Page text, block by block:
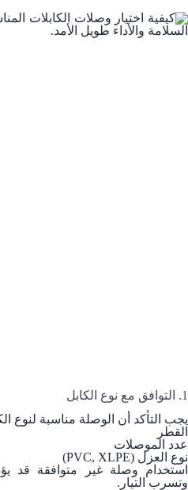
1. التوافق مع نوع الكابل
يجب التأكد أن الوصلة مناسبة لنوع
القطر
عدد الموصلات
نوع العزل (PVC, XLPE)
استخدام وصلة غير متوافقة قد
وتسرب التيار.